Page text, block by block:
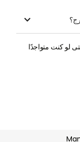

لو كنت متواجدًا